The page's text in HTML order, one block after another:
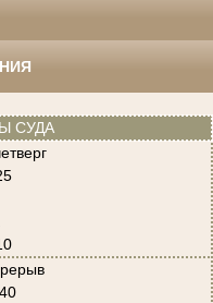
СУДА